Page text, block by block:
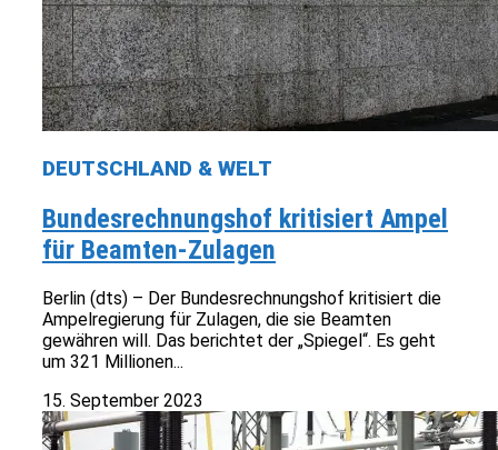
DEUTSCHLAND & WELT
Bundesrechnungshof kritisiert Ampel
für Beamten-Zulagen
Berlin (dts) – Der Bundesrechnungshof kritisiert die
Ampelregierung für Zulagen, die sie Beamten
gewähren will. Das berichtet der „Spiegel“. Es geht
um 321 Millionen...
15. September 2023